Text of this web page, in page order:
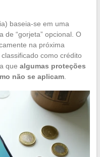
baseia-se em uma
de “gorjeta” opcional. O
na próxima
como crédito
que algumas proteções
não se aplicam.